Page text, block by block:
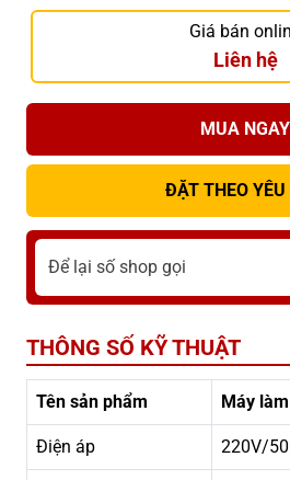
Giá bán
Liên hệ
MUA NGAY
ĐẶT THEO YÊU
THÔNG SỐ KỸ THUẬT
Tên sản phẩm Máy
Điện áp 220V/